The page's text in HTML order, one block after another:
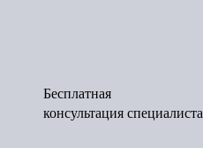
Бесплатная
консультация специалиста